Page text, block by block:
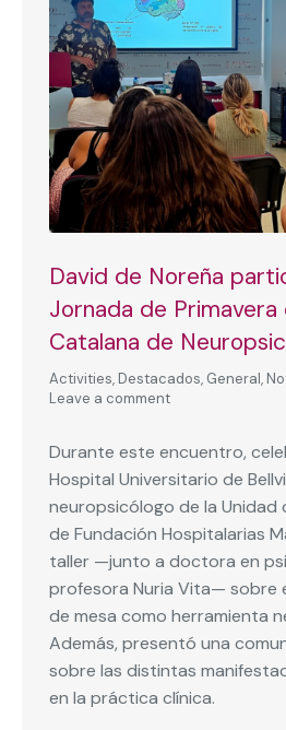
David de Noreña
Jornada de
Catalana de
Activities, Destacados, General,
Leave a comment
Durante este encuentro,
Hospital Universitario de
neuropsicólogo de la Unidad
de Fundación Hospitalarias
taller —junto a doctora en
profesora Nuria Vita— sobre
de mesa como herramienta
Además, presentó una
sobre las distintas
en la práctica clínica.